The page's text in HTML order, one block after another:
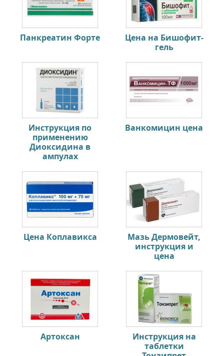
Панкреатин Форте
Цена на Бишофит-
гель
Инструкция по
применению
Диоксидина в
ампулах
Ванкомицин цена
Цена Коплавикса
Мазь Дермовейт,
инструкция и
цена
Артоксан
Инструкция на
таблетки